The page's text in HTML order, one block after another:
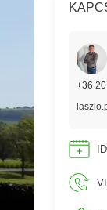
+36